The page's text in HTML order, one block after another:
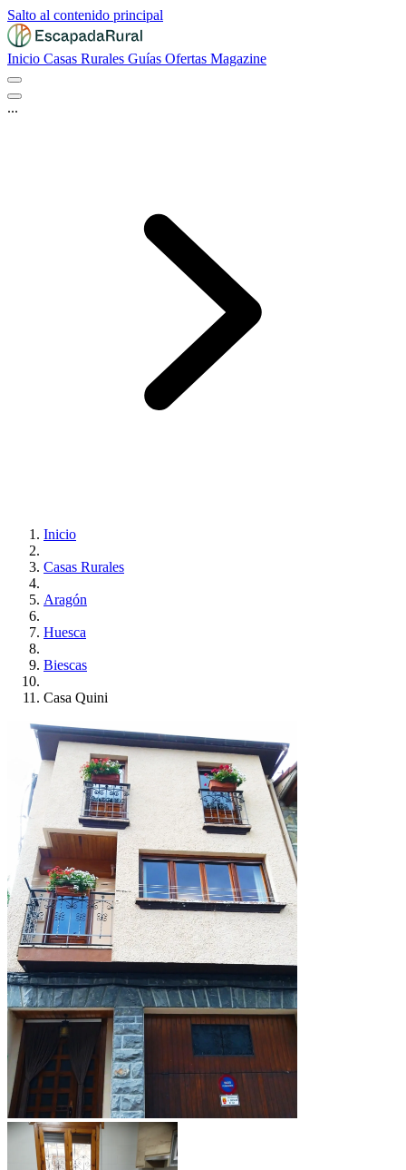
Salto al contenido principal
Inicio Casas Rurales Guías Ofertas Magazine
...
Inicio
Casas Rurales
Aragón
Huesca
Biescas
Casa Quini